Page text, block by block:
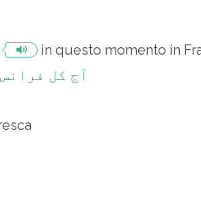
in questo momento in
آج کل